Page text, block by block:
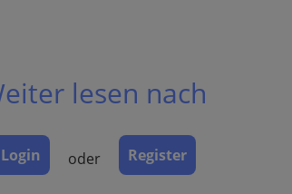
lesen nach
Login oder Register